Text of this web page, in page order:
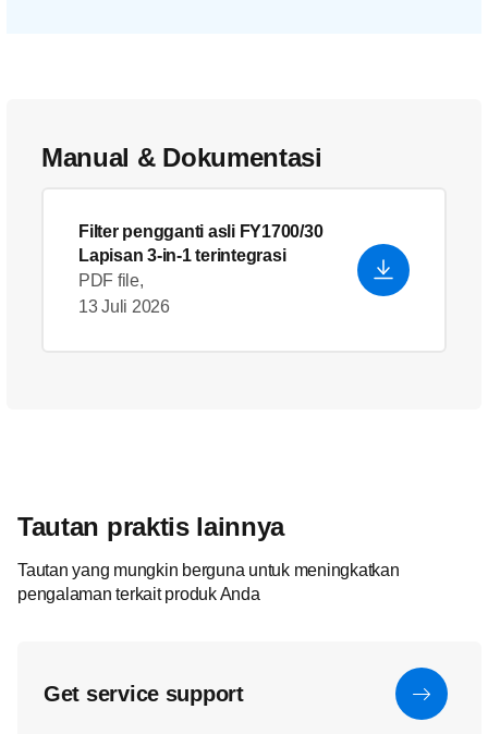
Manual & Dokumentasi
Filter pengganti asli FY1700/30
Lapisan 3-in-1 terintegrasi
PDF file,
13 Juli 2026
Tautan praktis lainnya
Tautan yang mungkin berguna untuk meningkatkan
pengalaman terkait produk Anda
Get service support